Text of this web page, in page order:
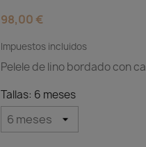
98,00 €
Impuestos incluidos
Pelele de lino bordado con
Tallas: 6 meses